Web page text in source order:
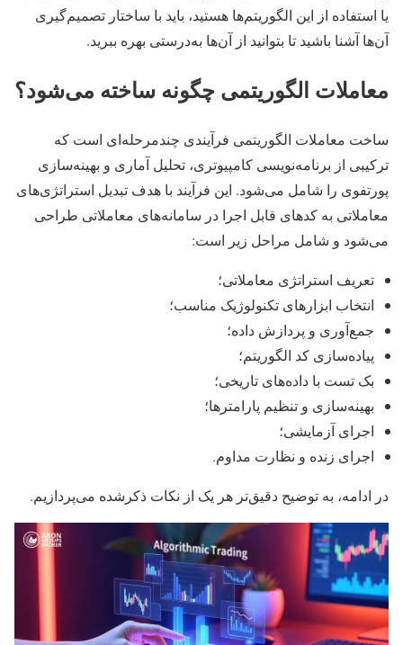
یا استفاده از این الگوریتم‌ها هستید، باید با ساختار تصمیم‌گیری
آن‌ها آشنا باشید تا بتوانید از آن‌ها به‌درستی بهره ببرید.
معاملات الگوریتمی چگونه ساخته می‌شود؟
ساخت معاملات الگوریتمی فرآیندی چندمرحله‌ای است که
ترکیبی از برنامه‌نویسی کامپیوتری، تحلیل آماری و بهینه‌سازی
پورتفوی را شامل می‌شود. این فرآیند با هدف تبدیل استراتژی‌های
معاملاتی به کدهای قابل اجرا در سامانه‌های معاملاتی طراحی
می‌شود و شامل مراحل زیر است:
تعریف استراتژی معاملاتی؛
انتخاب ابزارهای تکنولوژیک مناسب؛
جمع‌آوری و پردازش داده؛
پیاده‌سازی کد الگوریتم؛
بک تست با داده‌های تاریخی؛
بهینه‌سازی و تنظیم پارامترها؛
اجرای آزمایشی؛
اجرای زنده و نظارت مداوم.
در ادامه، به توضیح دقیق‌تر هر یک از نکات ذکرشده می‌پردازیم.